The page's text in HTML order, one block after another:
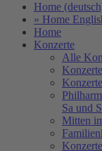
Home
» Home
Home
Konzerte
Alle
Sa und
Mitten